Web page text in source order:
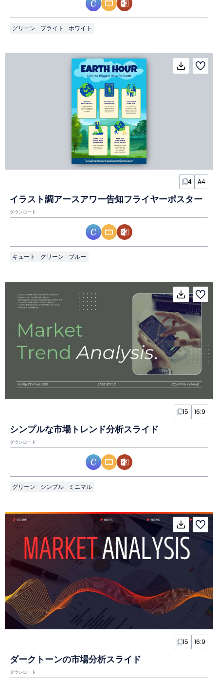
グリーン ブライト ホワイト
4 A4
イラスト調アースアワー告知フライヤーポスター
ダウンロード
キュート グリーン ブルー
15 16:9
シンプルな市場トレンド分析スライド
ダウンロード
グリーン シンプル ミニマル
15 16:9
ダークトーンの市場分析スライド
ダウンロード